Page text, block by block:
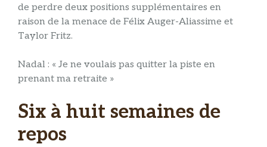
de perdre deux positions supplémentaires en
raison de la menace de Félix Auger-Aliassime et
Taylor Fritz.
Nadal : « Je ne voulais pas quitter la piste en
prenant ma retraite »
Six à huit semaines de
repos